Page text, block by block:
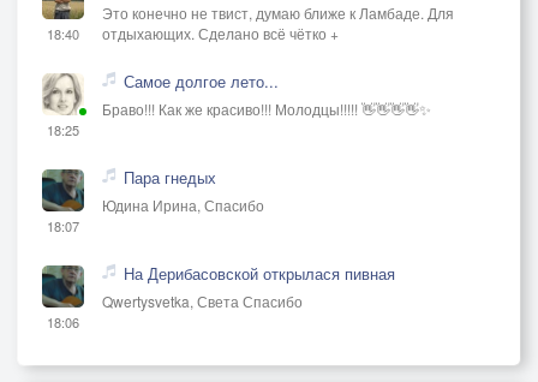
18:40
Это конечно не твист, думаю ближе к Ламбаде. Для
отдыхающих. Сделано всё чётко +
18:25
Самое долгое лето...
Браво!!! Как же красиво!!! Молодцы!!!!! 👋👋👋👋✨
18:07
Пара гнедых
Юдина Ирина, Спасибо
18:06
На Дерибасовской открылася пивная
Qwertysvetka, Света Спасибо